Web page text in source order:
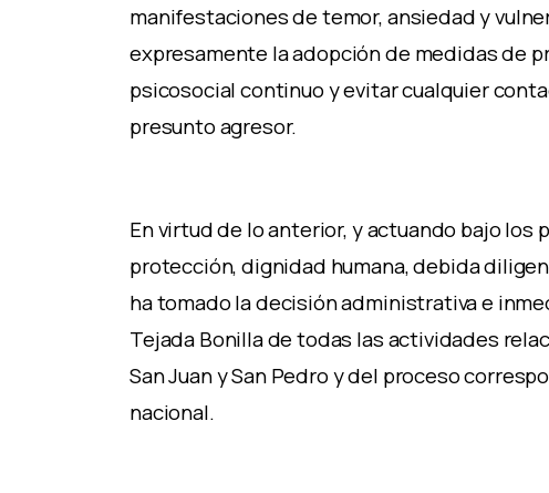
manifestaciones de temor, ansiedad y
expresamente la adopción de medidas de
psicosocial continuo y evitar cualquier
presunto agresor.
En virtud de lo anterior, y actuando bajo
protección, dignidad humana, debida
ha tomado la decisión administrativa e
Tejada Bonilla de todas las actividades
San Juan y San Pedro y del proceso
nacional.